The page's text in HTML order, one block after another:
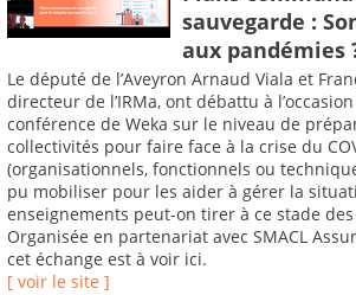
sauvegarde :
aux pandémies
Le député de l’Aveyron Arnaud Viala et
directeur de l’IRMa, ont débattu à
conférence de Weka sur le niveau de
collectivités pour faire face à la crise du
(organisationnels, fonctionnels ou
pu mobiliser pour les aider à gérer la
enseignements peut-on tirer à ce stade
Organisée en partenariat avec SMACL
cet échange est à voir ici.
[ voir le site ]